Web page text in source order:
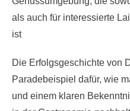
als auch für interessierte
ist
Die Erfolgsgeschichte von
Paradebeispiel dafür, wie
und einem klaren